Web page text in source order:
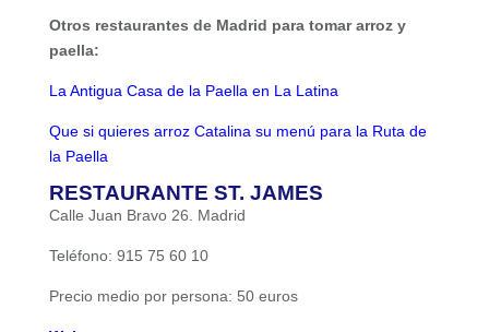
Otros restaurantes de Madrid para tomar arroz y
paella:
La Antigua Casa de la Paella en La Latina
Que si quieres arroz Catalina su menú para la Ruta de
la Paella
RESTAURANTE ST. JAMES
Calle Juan Bravo 26. Madrid
Teléfono: 915 75 60 10
Precio medio por persona: 50 euros